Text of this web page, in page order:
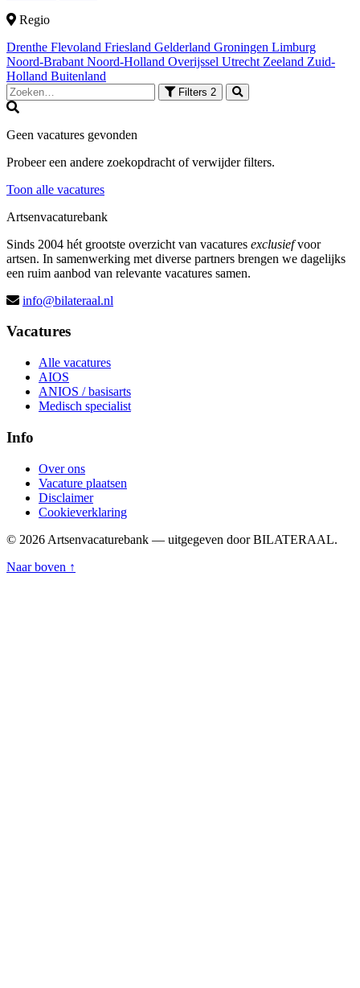
Regio
Drenthe Flevoland Friesland Gelderland Groningen Limburg
Noord-Brabant Noord-Holland Overijssel Utrecht Zeeland Zuid-
Holland Buitenland
Filters 2
Geen vacatures gevonden
Probeer een andere zoekopdracht of verwijder filters.
Toon alle vacatures
Artsenvacaturebank
Sinds 2004 hét grootste overzicht van vacatures exclusiefvoor
artsen. In samenwerking met diverse partners brengen we dagelijks
een ruim aanbod van relevante vacatures samen.
info@bilateraal.nl
Vacatures
Alle vacatures
AIOS
ANIOS / basisarts
Medisch specialist
Info
Over ons
Vacature plaatsen
Disclaimer
Cookieverklaring
© 2026 Artsenvacaturebank — uitgegeven door BILATERAAL.
Naar boven ↑